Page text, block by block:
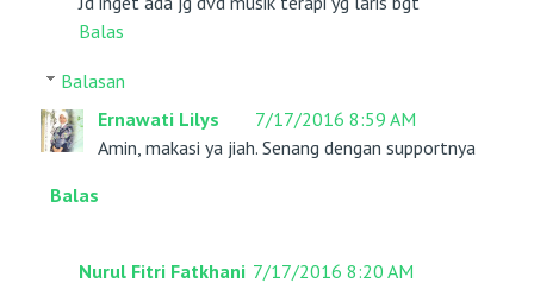
Balas
Balasan
Ernawati Lilys
7/17/2016 8:59 AM
Amin, makasi ya jiah. Senang dengan supportnya
Balas
Nurul Fitri Fatkhani 7/17/2016 8:20 AM